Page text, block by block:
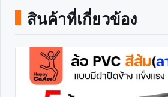
สินค้าที่เกี่ยวข้อง